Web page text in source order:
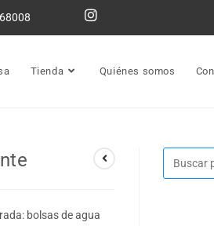
Tienda Quiénes somos
bolsas de agua